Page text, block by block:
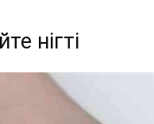
нігті